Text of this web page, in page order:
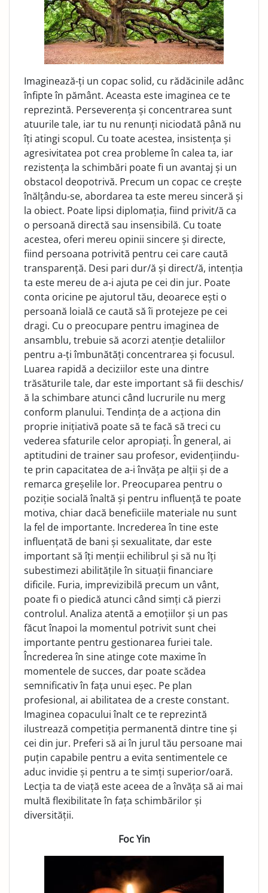
Imaginează-ți un copac solid, cu rădăcinile adânc
înfipte în pământ. Aceasta este imaginea ce te
reprezintă. Perseverența și concentrarea sunt
atuurile tale, iar tu nu renunți niciodată până nu
îți atingi scopul. Cu toate acestea, insistența și
agresivitatea pot crea probleme în calea ta, iar
rezistența la schimbări poate fi un avantaj și un
obstacol deopotrivă. Precum un copac ce crește
înălțându-se, abordarea ta este mereu sinceră și
la obiect. Poate lipsi diplomația, fiind privit/ă ca
o persoană directă sau insensibilă. Cu toate
acestea, oferi mereu opinii sincere și directe,
fiind persoana potrivită pentru cei care caută
transparență. Desi pari dur/ă și direct/ă, intenția
ta este mereu de a-i ajuta pe cei din jur. Poate
conta oricine pe ajutorul tău, deoarece ești o
persoană loială ce caută să îi protejeze pe cei
dragi. Cu o preocupare pentru imaginea de
ansamblu, trebuie să acorzi atenție detaliilor
pentru a-ți îmbunătăți concentrarea și focusul.
Luarea rapidă a deciziilor este una dintre
trăsăturile tale, dar este important să fii deschis/
ă la schimbare atunci când lucrurile nu merg
conform planului. Tendința de a acționa din
proprie inițiativă poate să te facă să treci cu
vederea sfaturile celor apropiați. În general, ai
aptitudini de trainer sau profesor, evidențiindu-
te prin capacitatea de a-i învăța pe alții și de a
remarca greșelile lor. Preocuparea pentru o
poziție socială înaltă și pentru influență te poate
motiva, chiar dacă beneficiile materiale nu sunt
la fel de importante. Increderea în tine este
influențată de bani și sexualitate, dar este
important să îți menții echilibrul și să nu îți
subestimezi abilitățile în situații financiare
dificile. Furia, imprevizibilă precum un vânt,
poate fi o piedică atunci când simți că pierzi
controlul. Analiza atentă a emoțiilor și un pas
făcut înapoi la momentul potrivit sunt chei
importante pentru gestionarea furiei tale.
Încrederea în sine atinge cote maxime în
momentele de succes, dar poate scădea
semnificativ în fața unui eșec. Pe plan
profesional, ai abilitatea de a creste constant.
Imaginea copacului înalt ce te reprezintă
ilustrează competiția permanentă dintre tine și
cei din jur. Preferi să ai în jurul tău persoane mai
puțin capabile pentru a evita sentimentele ce
aduc invidie și pentru a te simți superior/oară.
Lecția ta de viață este aceea de a învăța să ai mai
multă flexibilitate în fața schimbărilor și
diversității.
Foc Yin